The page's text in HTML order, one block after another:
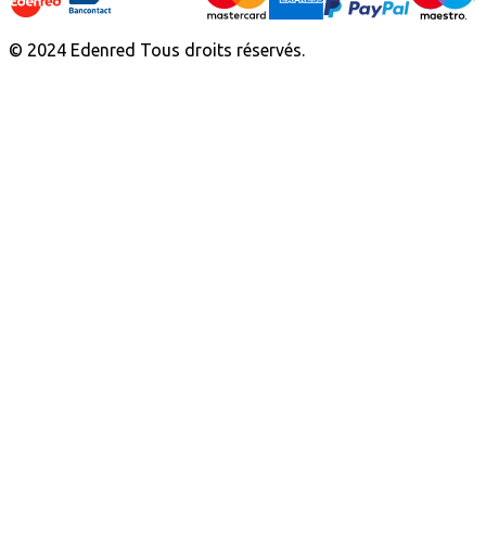
© 2024 Edenred Tous droits réservés.